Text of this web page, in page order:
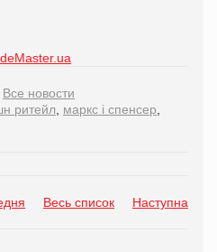
Все новости
ритейл маркс і спенсер
Весь список Наступна